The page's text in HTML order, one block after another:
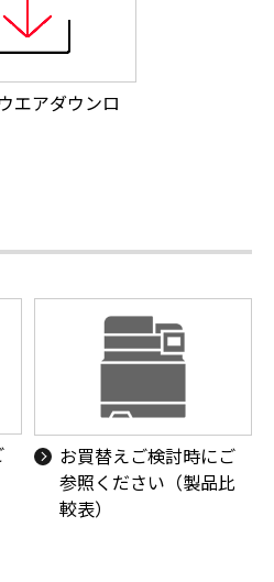
エアダウンロ
お買替えご検討時にご
参照ください（製品比
較表）